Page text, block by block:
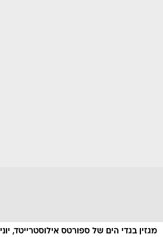
מגזין בגדי הים של ספורטס אילוסטרייטד, יוני 2013